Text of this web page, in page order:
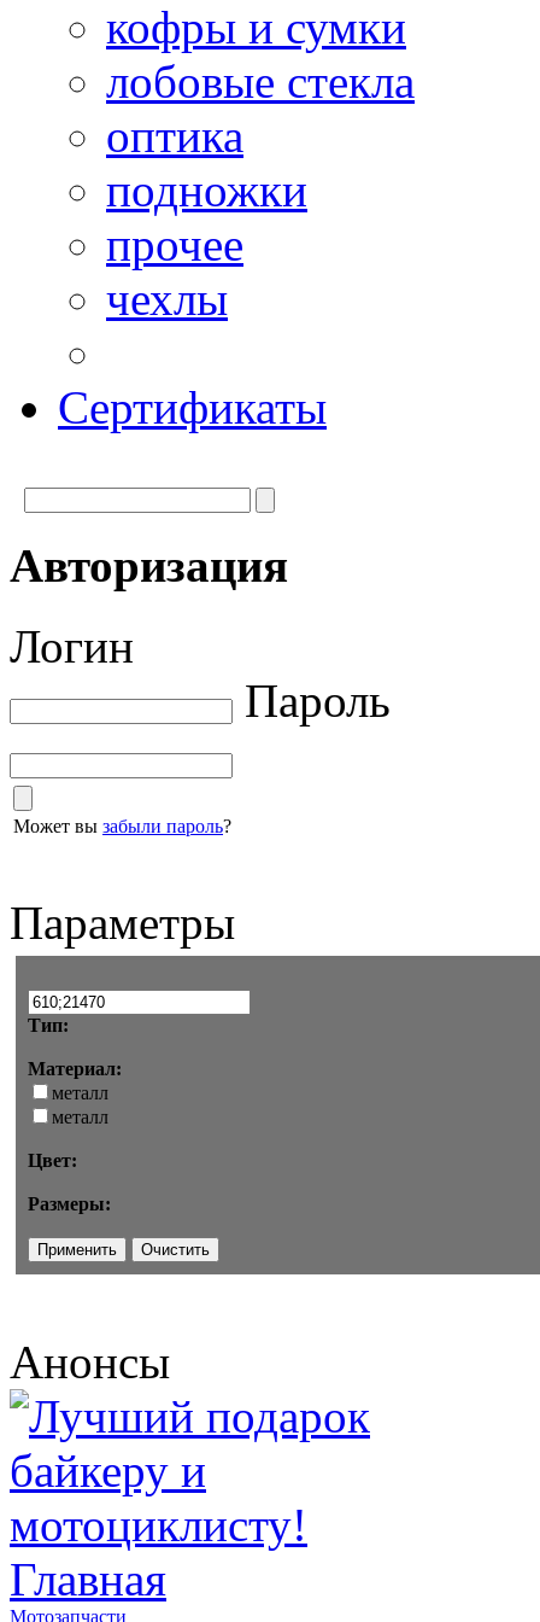
кофры и сумки
лобовые стекла
оптика
подножки
прочее
чехлы
Сертификаты
Авторизация
Логин
Пароль
Может вы забыли пароль?
Параметры
Тип:
Материал:
металл
металл
Цвет:
Размеры:
Анонсы
Главная
Мотозапчасти